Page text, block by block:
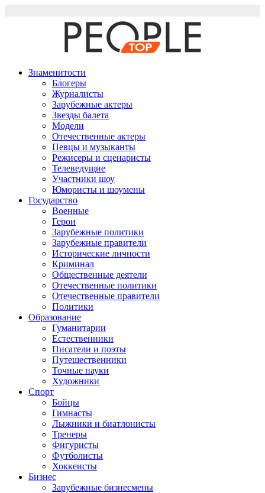
Знаменитости
Блогеры
Журналисты
Зарубежные актеры
Звезды балета
Модели
Отечественные актеры
Певцы и музыканты
Режисеры и сценаристы
Телеведущие
Участники шоу
Юмористы и шоумены
Государство
Военные
Герои
Зарубежные политики
Зарубежные правители
Исторические личности
Криминал
Общественные деятели
Отечественные политики
Отечественные правители
Политики
Образование
Гуманитарии
Естественники
Писатели и поэты
Путешественники
Точные науки
Художники
Спорт
Бойцы
Гимнасты
Лыжники и биатлонисты
Тренеры
Фигуристы
Футболисты
Хоккеисты
Бизнес
Зарубежные бизнесмены